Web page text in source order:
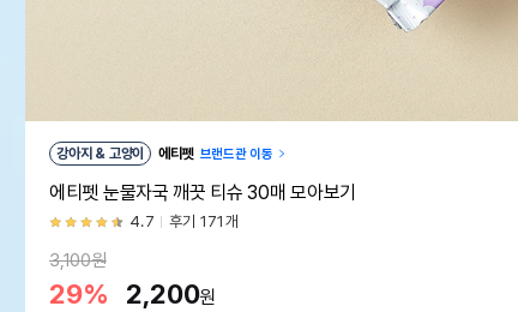
강아지 & 고양이 에티펫 브랜드관 이동
에티펫 눈물자국 깨끗 티슈 30매 모아보기
4.7 후기 171개
3,100원
29% 2,200원